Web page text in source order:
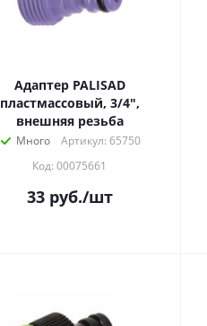
Адаптер PALISAD
пластмассовый, 3/4",
внешняя резьба
Много
Артикул: 65750
Код: 00075661
33руб./шт